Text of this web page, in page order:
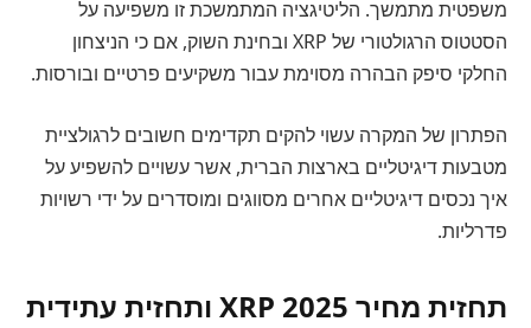
משפטית מתמשך. הליטיגציה המתמשכת זו משפיעה על
הסטטוס הרגולטורי של XRP ובחינת השוק, אם כי הניצחון
החלקי סיפק הבהרה מסוימת עבור משקיעים פרטיים ובורסות.
הפתרון של המקרה עשוי להקים תקדימים חשובים לרגולציית
מטבעות דיגיטליים בארצות הברית, אשר עשויים להשפיע על
איך נכסים דיגיטליים אחרים מסווגים ומוסדרים על ידי רשויות
פדרליות.
תחזית מחיר XRP 2025 ותחזית עתידית